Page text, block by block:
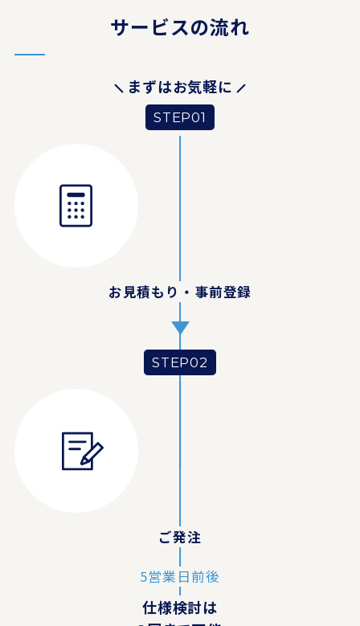
サービスの流れ
まずはお気軽に
STEP01
お見積もり・事前登録
STEP02
ご発注
仕様検討は